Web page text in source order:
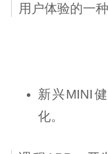
用户体验的一
新兴MINI
化。